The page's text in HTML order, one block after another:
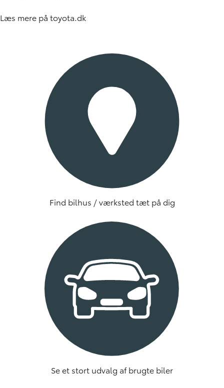
Læs mere på toyota.dk
Find bilhus / værksted tæt på dig
Se et stort udvalg af brugte biler